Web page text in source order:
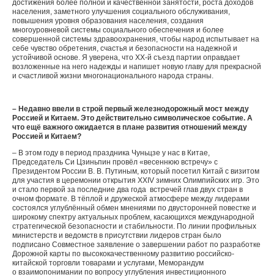
достижения более полной и качественной занятости, роста доходов
населения, заметного улучшения социального обслуживания,
повышения уровня образования населения, создания
многоуровневой системы социального обеспечения и более
совершенной системы здравоохранения, чтобы народ испытывает на
себе чувство обретения, счастья и безопасности на надежной и
устойчивой основе. Я уверена, что XX-й съезд партии оправдает
возложенные на него надежды и напишет новую главу для прекрасной
и счастливой жизни многонационального народа страны.
– Недавно ввели в строй первый железнодорожный мост между
Россией и Китаем. Это действительно символическое событие. А
что ещё важного ожидается в плане развития отношений между
Россией и Китаем?
– В этом году в период праздника Чуньцзе у нас в Китае,
Председатель Си Цзиньпин провёл «весеннюю встречу» с
Президентом России В. В. Путиным, который посетил Китай с визитом
для участия в церемонии открытия XXIV зимних Олимпийских игр. Это
и стало первой за последние два года встречей глав двух стран в
очном формате. В тёплой и дружеской атмосфере между лидерами
состоялся углублённый обмен мнениями по двусторонней повестке и
широкому спектру актуальных проблем, касающихся международной
стратегической безопасности и стабильности. По линии профильных
министерств и ведомств в присутствии лидеров стран было
подписано Совместное заявление о завершении работ по разработке
Дорожной карты по высококачественному развитию российско-
китайской торговли товарами и услугами, Меморандум
о взаимопонимании по вопросу углубления инвестиционного